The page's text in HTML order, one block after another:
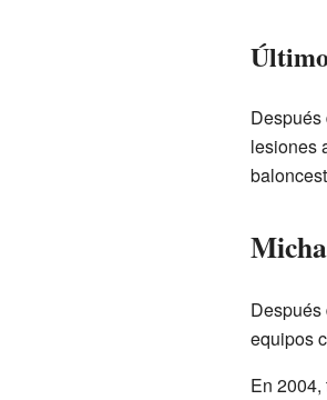
Después
lesiones
Después
equipos
En